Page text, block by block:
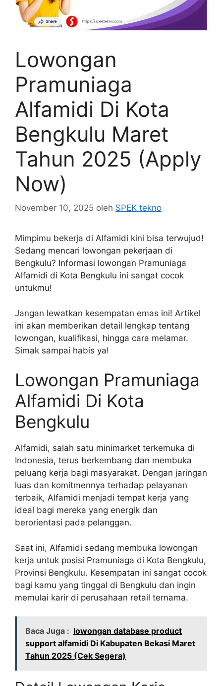
Lowongan
Pramuniaga
Alfamidi Di Kota
Bengkulu Maret
Tahun 2025 (Apply
Now)
November 10, 2025 oleh SPEK tekno
Mimpimu bekerja di Alfamidi kini bisa terwujud!
Sedang mencari lowongan pekerjaan di
Bengkulu? Informasi lowongan Pramuniaga
Alfamidi di Kota Bengkulu ini sangat cocok
untukmu!
Jangan lewatkan kesempatan emas ini! Artikel
ini akan memberikan detail lengkap tentang
lowongan, kualifikasi, hingga cara melamar.
Simak sampai habis ya!
Lowongan Pramuniaga
Alfamidi Di Kota
Bengkulu
Alfamidi, salah satu minimarket terkemuka di
Indonesia, terus berkembang dan membuka
peluang kerja bagi masyarakat. Dengan jaringan
luas dan komitmennya terhadap pelayanan
terbaik, Alfamidi menjadi tempat kerja yang
ideal bagi mereka yang energik dan
berorientasi pada pelanggan.
Saat ini, Alfamidi sedang membuka lowongan
kerja untuk posisi Pramuniaga di Kota Bengkulu,
Provinsi Bengkulu. Kesempatan ini sangat cocok
bagi kamu yang tinggal di Bengkulu dan ingin
memulai karir di perusahaan retail ternama.
Baca Juga : lowongan database product
support alfamidi Di Kabupaten Bekasi Maret
Tahun 2025 (Cek Segera)